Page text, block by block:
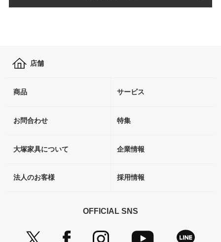
店舗
商品 サービス
お問合わせ 特集
大塚家具について 企業情報
法人のお客様 採用情報
OFFICIAL SNS